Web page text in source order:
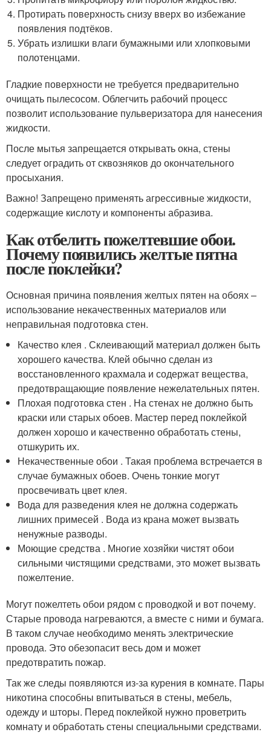
Протирать поверхность снизу вверх во избежание
появления подтёков.
Убрать излишки влаги бумажными или хлопковыми
полотенцами.
Гладкие поверхности не требуется предварительно
очищать пылесосом. Облегчить рабочий процесс
позволит использование пульверизатора для нанесения
жидкости.
После мытья запрещается открывать окна, стены
следует оградить от сквозняков до окончательного
просыхания.
Важно! Запрещено применять агрессивные жидкости,
содержащие кислоту и компоненты абразива.
Как отбелить пожелтевшие обои.
Почему появились желтые пятна
после поклейки?
Основная причина появления желтых пятен на обоях –
использование некачественных материалов или
неправильная подготовка стен.
Качество клея . Склеивающий материал должен быть
хорошего качества. Клей обычно сделан из
восстановленного крахмала и содержат вещества,
предотвращающие появление нежелательных пятен.
Плохая подготовка стен . На стенах не должно быть
краски или старых обоев. Мастер перед поклейкой
должен хорошо и качественно обработать стены,
отшкурить их.
Некачественные обои . Такая проблема встречается в
случае бумажных обоев. Очень тонкие могут
просвечивать цвет клея.
Вода для разведения клея не должна содержать
лишних примесей . Вода из крана может вызвать
ненужные разводы.
Моющие средства . Многие хозяйки чистят обои
сильными чистящими средствами, это может вызвать
пожелтение.
Могут пожелтеть обои рядом с проводкой и вот почему.
Старые провода нагреваются, а вместе с ними и бумага.
В таком случае необходимо менять электрические
провода. Это обезопасит весь дом и может
предотвратить пожар.
Так же следы появляются из-за курения в комнате. Пары
никотина способны впитываться в стены, мебель,
одежду и шторы. Перед поклейкой нужно проветрить
комнату и обработать стены специальными средствами.